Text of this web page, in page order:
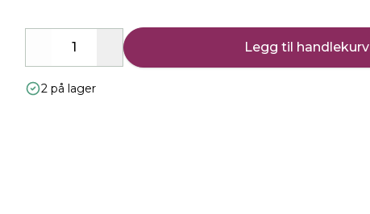
Decrease Increase
Legg til handlekurv
2 på lager